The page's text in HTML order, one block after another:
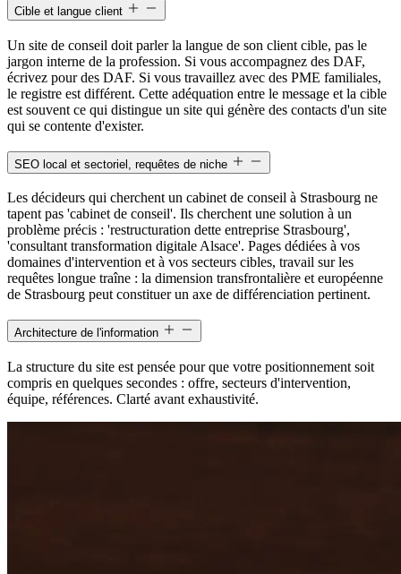
Cible et langue client
Un site de conseil doit parler la langue de son client cible, pas le
jargon interne de la profession. Si vous accompagnez des DAF,
écrivez pour des DAF. Si vous travaillez avec des PME familiales,
le registre est différent. Cette adéquation entre le message et la cible
est souvent ce qui distingue un site qui génère des contacts d'un site
qui se contente d'exister.
SEO local et sectoriel, requêtes de niche
Les décideurs qui cherchent un cabinet de conseil à Strasbourg ne
tapent pas 'cabinet de conseil'. Ils cherchent une solution à un
problème précis : 'restructuration dette entreprise Strasbourg',
'consultant transformation digitale Alsace'. Pages dédiées à vos
domaines d'intervention et à vos secteurs cibles, travail sur les
requêtes longue traîne : la dimension transfrontalière et européenne
de Strasbourg peut constituer un axe de différenciation pertinent.
Architecture de l'information
La structure du site est pensée pour que votre positionnement soit
compris en quelques secondes : offre, secteurs d'intervention,
équipe, références. Clarté avant exhaustivité.